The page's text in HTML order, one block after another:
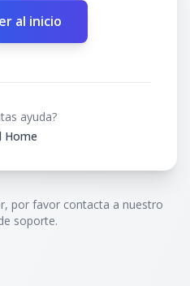
al inicio
ayuda?
Home
por favor contacta a nuestro
soporte.